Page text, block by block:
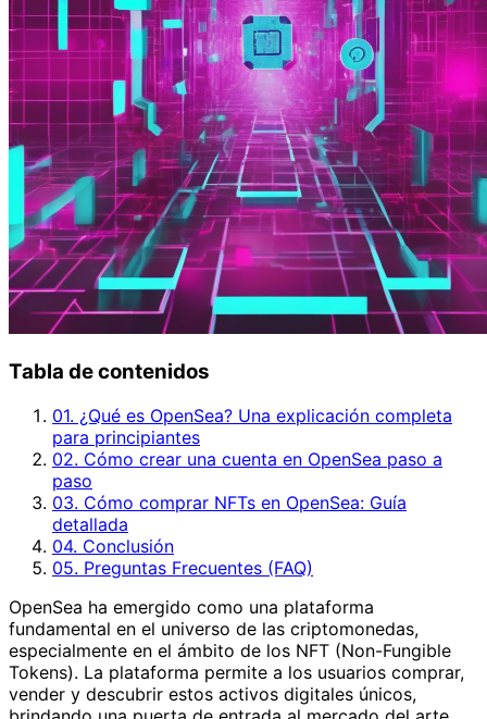
Tabla de contenidos
01. ¿Qué es OpenSea? Una explicación completa
para principiantes
02. Cómo crear una cuenta en OpenSea paso a
paso
03. Cómo comprar NFTs en OpenSea: Guía
detallada
04. Conclusión
05. Preguntas Frecuentes (FAQ)
OpenSea ha emergido como una plataforma
fundamental en el universo de las criptomonedas,
especialmente en el ámbito de los NFT (Non-Fungible
Tokens). La plataforma permite a los usuarios comprar,
vender y descubrir estos activos digitales únicos,